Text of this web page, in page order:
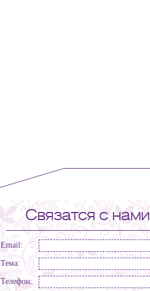
Связатся с нами
Email:
Тема:
Телефон: